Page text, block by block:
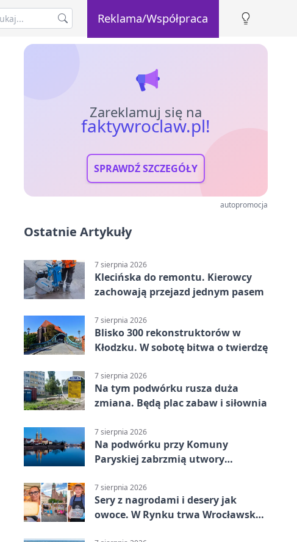
Reklama/Współpraca
Zareklamuj się na
faktywroclaw.pl!
SPRAWDŹ SZCZEGÓŁY
autopromocja
Ostatnie Artykuły
7 sierpnia 2026
Klecińska do remontu. Kierowcy
zachowają przejazd jednym pasem
7 sierpnia 2026
Blisko 300 rekonstruktorów w
Kłodzku. W sobotę bitwa o twierdzę
7 sierpnia 2026
Na tym podwórku rusza duża
zmiana. Będą plac zabaw i siłownia
7 sierpnia 2026
Na podwórku przy Komuny
Paryskiej zabrzmią utwory
7 sierpnia 2026
Sery z nagrodami i desery jak
owoce. W Rynku trwa Wrocławska